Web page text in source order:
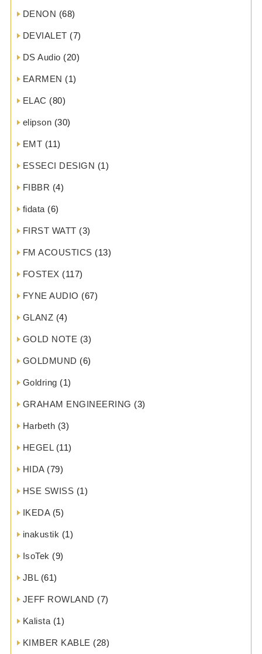
DENON (68)
DEVIALET (7)
DS Audio (20)
EARMEN (1)
ELAC (80)
elipson (30)
EMT (11)
ESSECI DESIGN (1)
FIBBR (4)
fidata (6)
FIRST WATT (3)
FM ACOUSTICS (13)
FOSTEX (117)
FYNE AUDIO (67)
GLANZ (4)
GOLD NOTE (3)
GOLDMUND (6)
Goldring (1)
GRAHAM ENGINEERING (3)
Harbeth (3)
HEGEL(11)
HIDA(79)
HSE SWISS (1)
IKEDA(5)
inakustik (1)
IsoTek (9)
JBL(61)
JEFF ROWLAND (7)
Kalista (1)
KIMBER KABLE (28)